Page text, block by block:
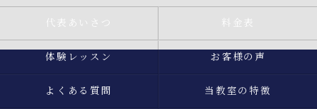
代表あいさつ 料金表
体験レッスン お客様の声
よくある質問 当教室の特徴